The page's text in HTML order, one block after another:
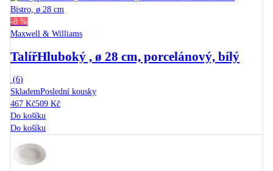
-8 %
Maxwell & Williams
TalířHluboký , ø 28 cm, porcelánový, bílý
(6)
SklademPoslední kousky
467 Kč509 Kč
Do košíku
Do košíku